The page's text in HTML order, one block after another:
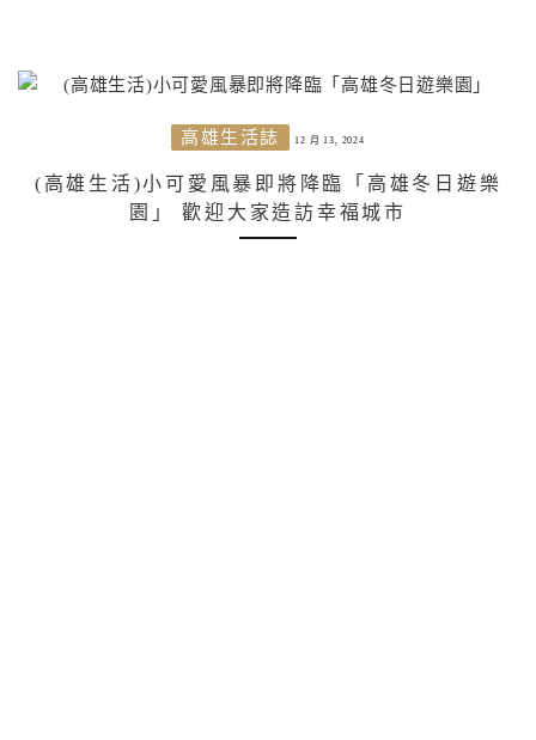
高雄生活誌 12 月 13, 2024
(高雄生活)小可愛風暴即將降臨「高雄冬日遊樂
園」 歡迎大家造訪幸福城市